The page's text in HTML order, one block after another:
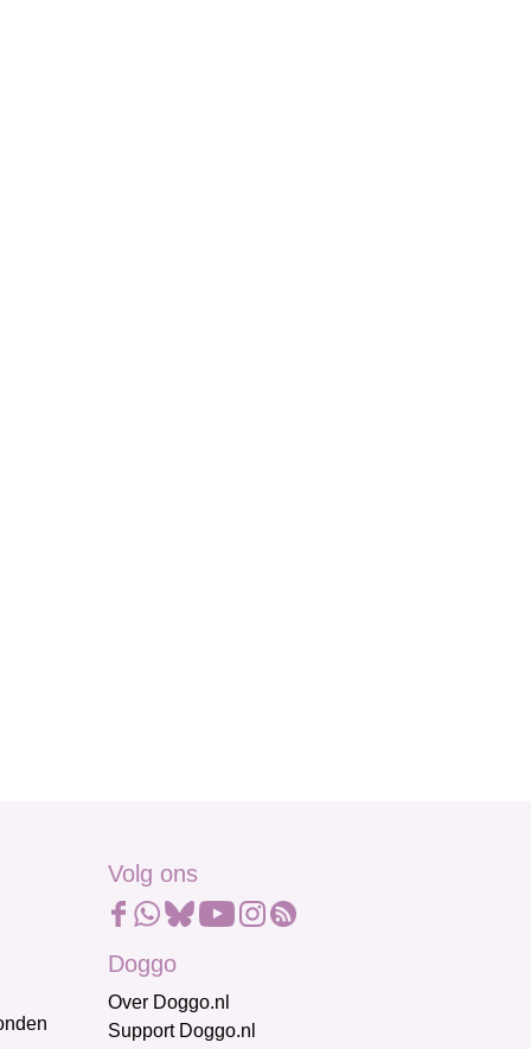
Volg ons
Doggo
Over Doggo.nl
Support Doggo.nl